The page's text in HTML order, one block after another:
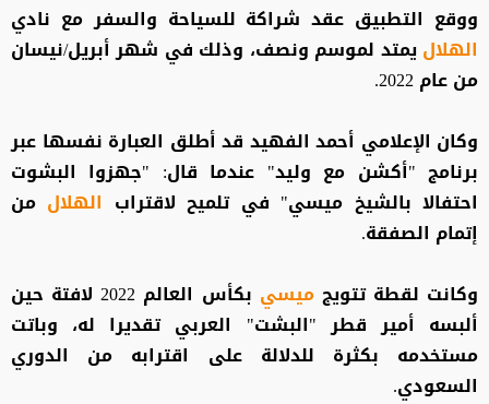
ووقع التطبيق عقد شراكة للسياحة والسفر مع نادي
الهلاليمتد لموسم ونصف، وذلك في شهر أبريل/نيسان
من عام 2022.
وكان الإعلامي أحمد الفهيد قد أطلق العبارة نفسها عبر
برنامج "أكشن مع وليد" عندما قال: "جهزوا البشوت
احتفالا بالشيخ ميسي" في تلميح لاقتراب الهلال من
إتمام الصفقة.
وكانت لقطة تتويج ميسي
بكأس العالم 2022 لافتة حين
ألبسه أمير قطر "البشت" العربي تقديرا له، وباتت
مستخدمه بكثرة للدلالة على اقترابه من الدوري
السعودي.